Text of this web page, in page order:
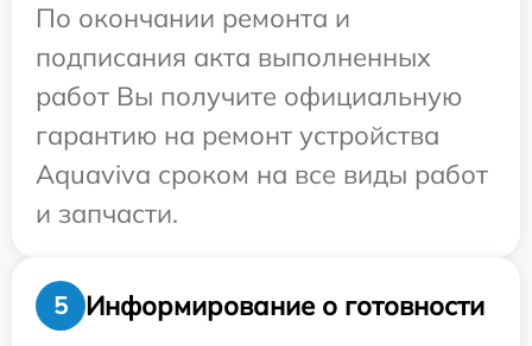
По окончании ремонта и
подписания акта выполненных
работ Вы получите официальную
гарантию на ремонт устройства
Aquaviva сроком на все виды работ
и запчасти.
5
Информирование о готовности